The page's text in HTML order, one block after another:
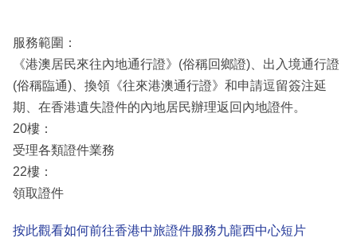
服務範圍：
《港澳居民來往內地通行證》(俗稱回鄉證)、出入境通行證
(俗稱臨通)、換領《往來港澳通行證》和申請逗留簽注延
期、在香港遺失證件的內地居民辦理返回內地證件。
20樓：
受理各類證件業務
22樓：
領取證件
按此觀看如何前往香港中旅證件服務九龍西中心短片